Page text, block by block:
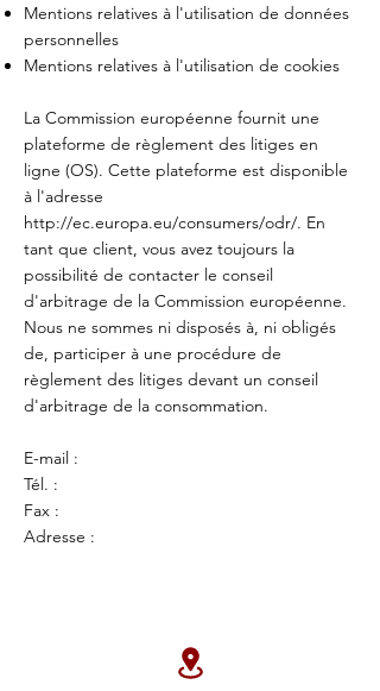
Mentions relatives à l'utilisation de données
personnelles
Mentions relatives à l'utilisation de cookies
La Commission européenne fournit une
plateforme de règlement des litiges en
ligne (OS). Cette plateforme est disponible
à l'adresse
http://ec.europa.eu/consumers/odr/. En
tant que client, vous avez toujours la
possibilité de contacter le conseil
d'arbitrage de la Commission européenne.
Nous ne sommes ni disposés à, ni obligés
de, participer à une procédure de
règlement des litiges devant un conseil
d'arbitrage de la consommation.
E-mail :
Tél. :
Fax :
Adresse :